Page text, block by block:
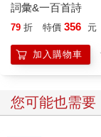
「明年夏天？那還
的蠍子⋯⋯」
看！再說，我一點
唐了，我再也不幫
詞彙&一百首詩
79 折 特價 356 元
加入購物車
您可能也需要